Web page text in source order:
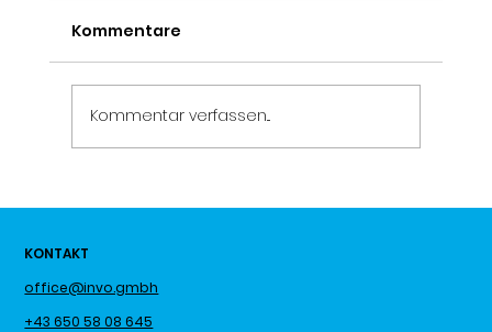
HNO Kompetenzzentrum Nord:
unter einem Dach
Kommentare
Kommentar verfassen...
KONTAKT
office@invo.gmbh
+43 650 58 08 645